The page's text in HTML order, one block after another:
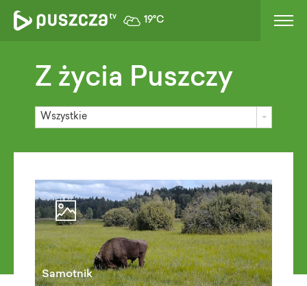
19°C
Z życia Puszczy
Wszystkie
Samotnik